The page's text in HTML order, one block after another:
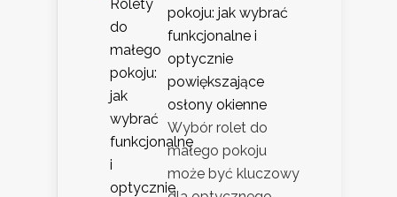
pokoju: jak wybrać
funkcjonalne i
optycznie
powiększające
osłony okienne
Wybór rolet do
małego pokoju
może być kluczowy